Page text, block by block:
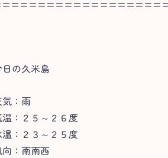
の久米島
気：雨
温：２５～２６度
温：２３～２５度
：南南西